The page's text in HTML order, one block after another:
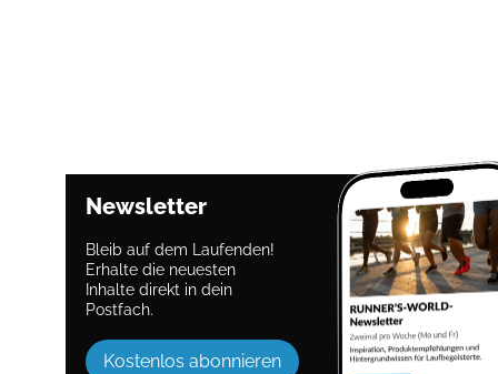
Newsletter
Bleib auf dem Laufenden!
Erhalte die neuesten
Inhalte direkt in dein
Postfach.
Kostenlos abonnieren